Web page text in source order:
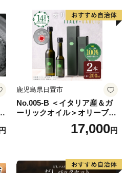
鹿児島県日置市
No.005-B ＜イタリア産＆ガ
ーリックオイル＞オリーブオ
イルセット(200ml×2本) 日置
市 特産品 調味料 油 エキスト
ブ】
17,000円